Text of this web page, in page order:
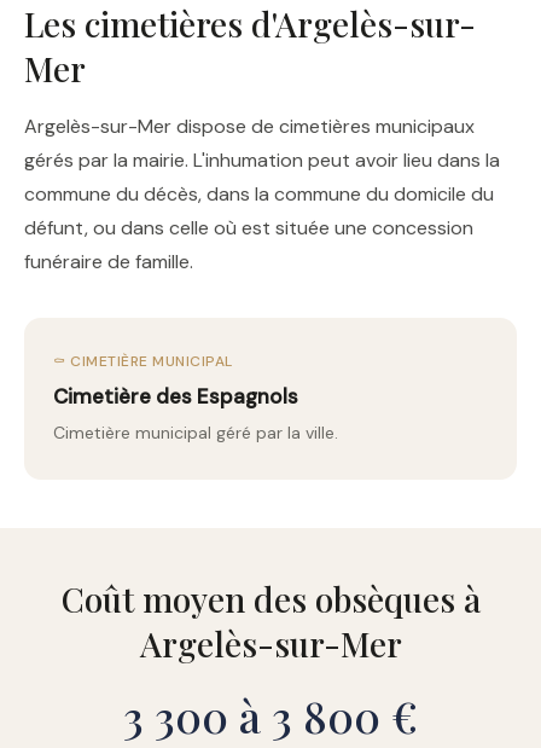
Les cimetières d'Argelès-sur-
Mer
Argelès-sur-Mer dispose de cimetières municipaux
gérés par la mairie. L'inhumation peut avoir lieu dans la
commune du décès, dans la commune du domicile du
défunt, ou dans celle où est située une concession
funéraire de famille.
⚰️ CIMETIÈRE MUNICIPAL
Cimetière des Espagnols
Cimetière municipal géré par la ville.
Coût moyen des obsèques à
Argelès-sur-Mer
3 300 à 3 800 €